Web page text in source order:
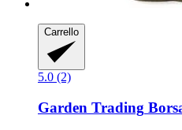
Carrello
5.0 (2)
Garden Trading